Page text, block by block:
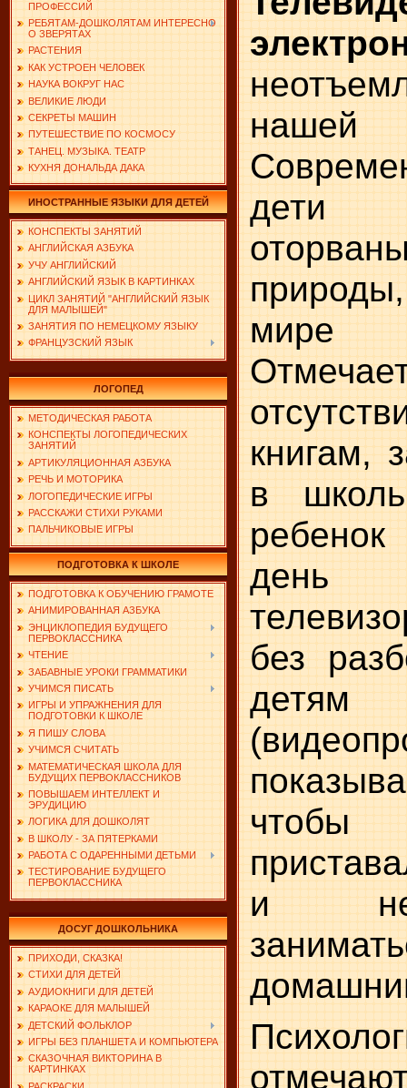
ПРОФЕССИЙ
РЕБЯТАМ-ДОШКОЛЯТАМ ИНТЕРЕСНО
О ЗВЕРЯТАХ
РАСТЕНИЯ
КАК УСТРОЕН ЧЕЛОВЕК
НАУКА ВОКРУГ НАС
ВЕЛИКИЕ ЛЮДИ
СЕКРЕТЫ МАШИН
ПУТЕШЕСТВИЕ ПО КОСМОСУ
ТАНЕЦ. МУЗЫКА. ТЕАТР
КУХНЯ ДОНАЛЬДА ДАКА
ИНОСТРАННЫЕ ЯЗЫКИ ДЛЯ ДЕТЕЙ
КОНСПЕКТЫ ЗАНЯТИЙ
АНГЛИЙСКАЯ АЗБУКА
УЧУ АНГЛИЙСКИЙ
АНГЛИЙСКИЙ ЯЗЫК В КАРТИНКАХ
ЦИКЛ ЗАНЯТИЙ "АНГЛИЙСКИЙ ЯЗЫК
ДЛЯ МАЛЫШЕЙ"
ЗАНЯТИЯ ПО НЕМЕЦКОМУ ЯЗЫКУ
ФРАНЦУЗСКИЙ ЯЗЫК
ЛОГОПЕД
МЕТОДИЧЕСКАЯ РАБОТА
КОНСПЕКТЫ ЛОГОПЕДИЧЕСКИХ
ЗАНЯТИЙ
АРТИКУЛЯЦИОННАЯ АЗБУКА
РЕЧЬ И МОТОРИКА
ЛОГОПЕДИЧЕСКИЕ ИГРЫ
РАССКАЖИ СТИХИ РУКАМИ
ПАЛЬЧИКОВЫЕ ИГРЫ
ПОДГОТОВКА К ШКОЛЕ
ПОДГОТОВКА К ОБУЧЕНИЮ ГРАМОТЕ
АНИМИРОВАННАЯ АЗБУКА
ЭНЦИКЛОПЕДИЯ БУДУЩЕГО
ПЕРВОКЛАССНИКА
ЧТЕНИЕ
ЗАБАВНЫЕ УРОКИ ГРАММАТИКИ
УЧИМСЯ ПИСАТЬ
ИГРЫ И УПРАЖНЕНИЯ ДЛЯ
ПОДГОТОВКИ К ШКОЛЕ
Я ПИШУ СЛОВА
УЧИМСЯ СЧИТАТЬ
МАТЕМАТИЧЕСКАЯ ШКОЛА ДЛЯ
БУДУЩИХ ПЕРВОКЛАССНИКОВ
ПОВЫШАЕМ ИНТЕЛЛЕКТ И
ЭРУДИЦИЮ
ЛОГИКА ДЛЯ ДОШКОЛЯТ
В ШКОЛУ - ЗА ПЯТЕРКАМИ
РАБОТА С ОДАРЕННЫМИ ДЕТЬМИ
ТЕСТИРОВАНИЕ БУДУЩЕГО
ПЕРВОКЛАССНИКА
ДОСУГ ДОШКОЛЬНИКА
ПРИХОДИ, СКАЗКА!
СТИХИ ДЛЯ ДЕТЕЙ
АУДИОКНИГИ ДЛЯ ДЕТЕЙ
КАРАОКЕ ДЛЯ МАЛЫШЕЙ
ДЕТСКИЙ ФОЛЬКЛОР
ИГРЫ БЕЗ ПЛАНШЕТА И КОМПЬЮТЕРА
СКАЗОЧНАЯ ВИКТОРИНА В
КАРТИНКАХ
дети
книгам,
в
день
без
и не